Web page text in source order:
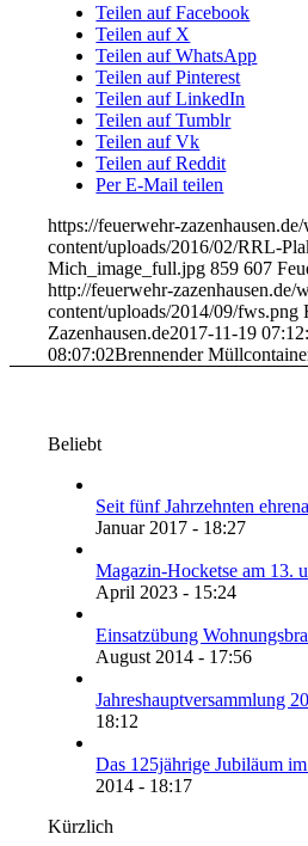
Teilen auf Facebook
Teilen auf X
Teilen auf WhatsApp
Teilen auf Pinterest
Teilen auf LinkedIn
Teilen auf Tumblr
Teilen auf Vk
Teilen auf Reddit
Per E-Mail teilen
https://feuerwehr-
content/uploads/2016/02/RRL-
Mich_image_full.jpg 859 607
http://feuerwehr-zazenhausen.de/
content/uploads/2014/09/fws.png
Zazenhausen.de2017-11-19
08:07:02Brennender
Beliebt
Seit fünf Jahrzehnten
Januar 2017 - 18:27
Magazin-Hocketse am 13.
April 2023 - 15:24
Einsatzübung
August 2014 - 17:56
Jahreshauptversammlung
18:12
Das 125jährige Jubiläum
2014 - 18:17
Kürzlich